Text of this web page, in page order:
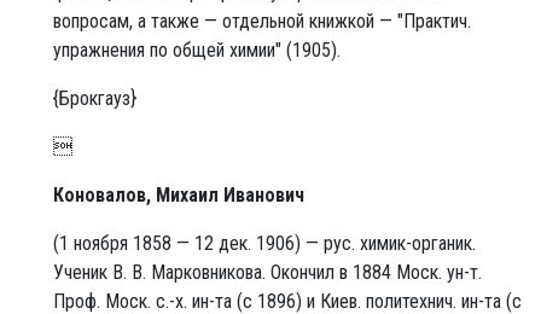
вопросам, а также — отдельной книжкой — "Практич.
упражнения по общей химии" (1905).
{Брокгауз}

Коновалов, Михаил Иванович
(1 ноября 1858 — 12 дек. 1906) — рус. химик-органик.
Ученик В. В. Марковникова. Окончил в 1884 Моск. ун-т.
Проф. Моск. с.-х. ин-та (с 1896) и Киев. политехнич. ин-та (с